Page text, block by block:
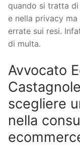
quando si tratta di
e nella privacy
errate sui resi.
di multa.
Avvocato
scegliere
nella